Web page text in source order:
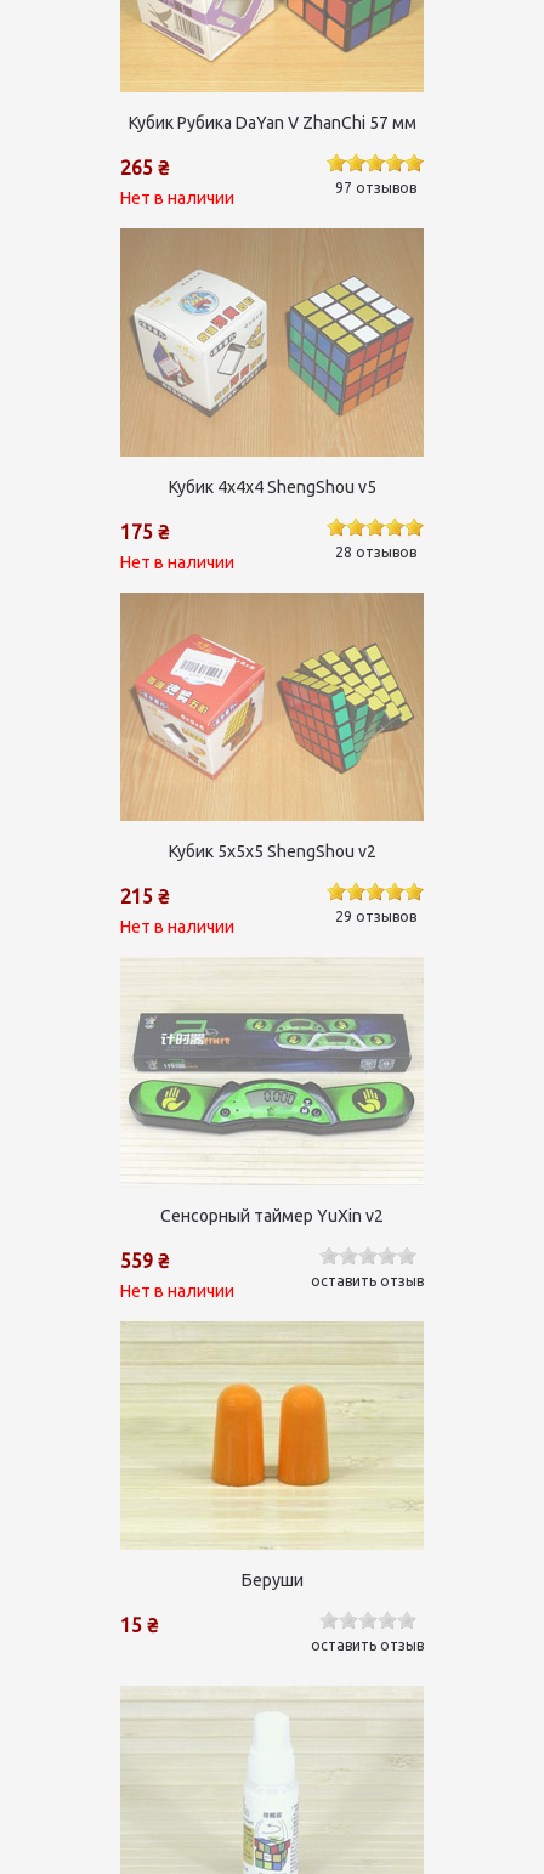
Кубик Рубика DaYan V ZhanChi 57 мм
265 ₴
Нет в наличии
97 отзывов
Кубик 4х4х4 ShengShou v5
175 ₴
Нет в наличии
28 отзывов
Кубик 5х5х5 ShengShou v2
215 ₴
Нет в наличии
29 отзывов
Сенсорный таймер YuXin v2
559 ₴
Нет в наличии
оставить отзыв
Беруши
15 ₴
оставить отзыв